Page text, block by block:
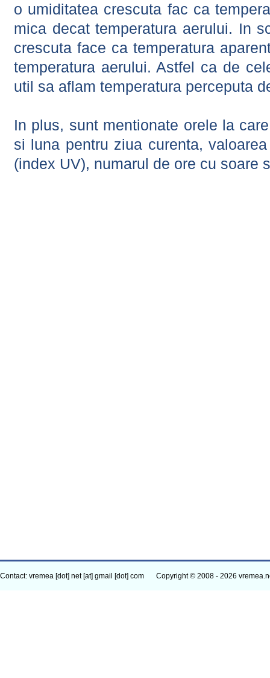
o umiditatea crescuta fac ca
mica decat temperatura aerului. In
crescuta face ca temperatura
temperatura aerului. Astfel ca de
util sa aflam temperatura perceputa
In plus, sunt mentionate orele la
si luna pentru ziua curenta,
(index UV), numarul de ore cu soare
Contact: vremea [dot] net [at] gmail [dot] com Copyright © 2008 - 2026